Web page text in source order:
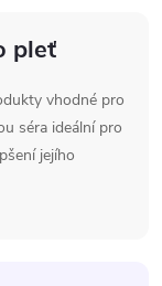
pleť
vhodné pro
séra ideální pro
jejího